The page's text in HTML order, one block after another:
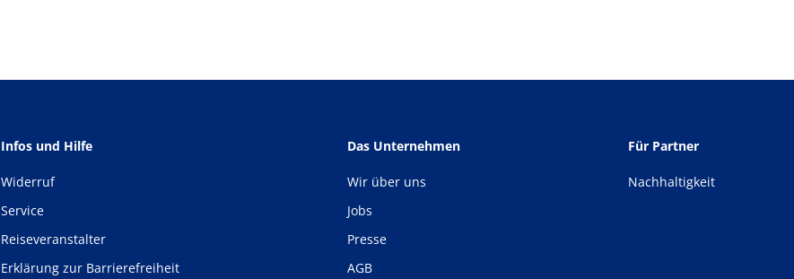
Infos und Hilfe
Widerruf
Service
Reiseveranstalter
Erklärung zur Barrierefreiheit
Das Unternehmen
Wir über uns
Jobs
Presse
AGB
Für Partner
Nachhaltigkeit